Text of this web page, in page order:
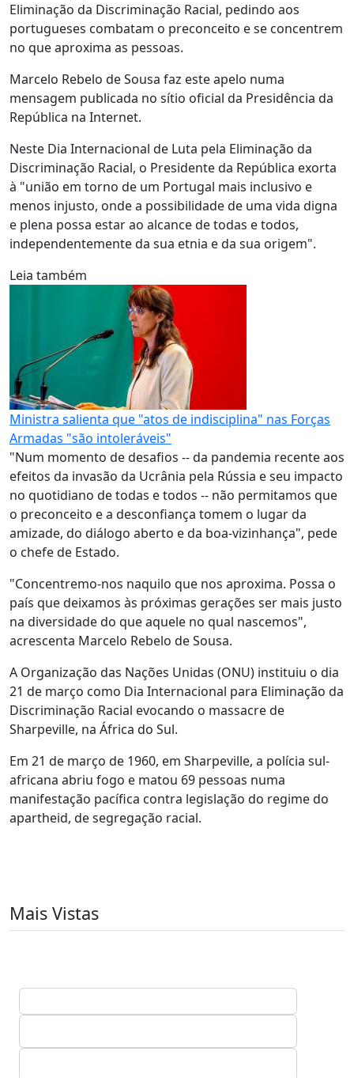
Eliminação da Discriminação Racial, pedindo aos
portugueses combatam o preconceito e se concentrem
no que aproxima as pessoas.
Marcelo Rebelo de Sousa faz este apelo numa
mensagem publicada no sítio oficial da Presidência da
República na Internet.
Neste Dia Internacional de Luta pela Eliminação da
Discriminação Racial, o Presidente da República exorta
à "união em torno de um Portugal mais inclusivo e
menos injusto, onde a possibilidade de uma vida digna
e plena possa estar ao alcance de todas e todos,
independentemente da sua etnia e da sua origem".
Leia também
Ministra salienta que "atos de indisciplina" nas Forças
Armadas "são intoleráveis"
"Num momento de desafios -- da pandemia recente aos
efeitos da invasão da Ucrânia pela Rússia e seu impacto
no quotidiano de todas e todos -- não permitamos que
o preconceito e a desconfiança tomem o lugar da
amizade, do diálogo aberto e da boa-vizinhança", pede
o chefe de Estado.
"Concentremo-nos naquilo que nos aproxima. Possa o
país que deixamos às próximas gerações ser mais justo
na diversidade do que aquele no qual nascemos",
acrescenta Marcelo Rebelo de Sousa.
A Organização das Nações Unidas (ONU) instituiu o dia
21 de março como Dia Internacional para Eliminação da
Discriminação Racial evocando o massacre de
Sharpeville, na África do Sul.
Em 21 de março de 1960, em Sharpeville, a polícia sul-
africana abriu fogo e matou 69 pessoas numa
manifestação pacífica contra legislação do regime do
apartheid, de segregação racial.
Mais Vistas